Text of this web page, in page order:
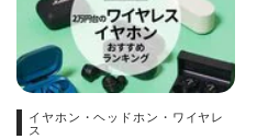
イヤホン・ヘッドホン・ワイヤレ
ス